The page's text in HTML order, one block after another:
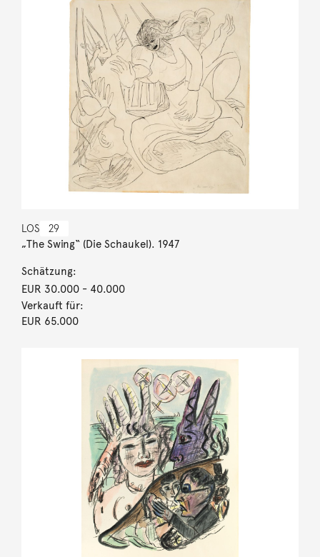
LOS 29
„The Swing“ (Die Schaukel). 1947
Schätzung:
EUR 30.000- 40.000
Verkauft für:
EUR 65.000